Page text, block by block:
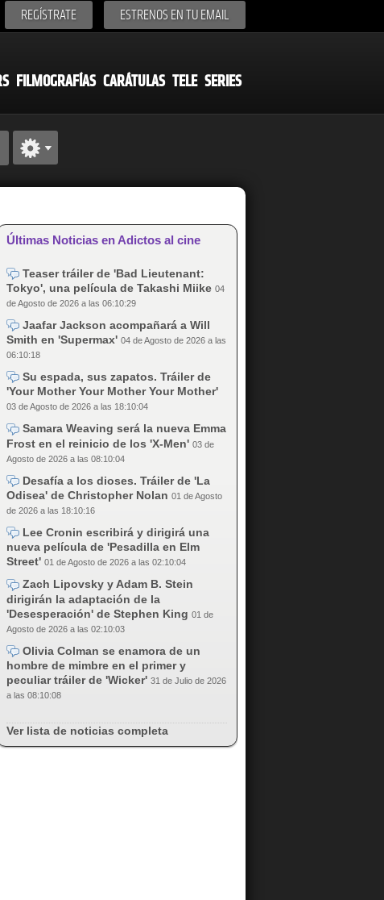
REGÍSTRATE ESTRENOS EN TU EMAIL
FILMOGRAFÍAS CARÁTULAS TELE SERIES
Últimas Noticias en Adictos al cine
Teaser tráiler de 'Bad Lieutenant:
Tokyo', una película de Takashi Miike 04
de Agosto de 2026 a las 06:10:29
Jaafar Jackson acompañará a Will
Smith en 'Supermax' 04 de Agosto de 2026 a las
06:10:18
Su espada, sus zapatos. Tráiler de
'Your Mother Your Mother Your Mother'
03 de Agosto de 2026 a las 18:10:04
Samara Weaving será la nueva Emma
Frost en el reinicio de los 'X-Men' 03 de
Agosto de 2026 a las 08:10:04
Desafía a los dioses. Tráiler de 'La
Odisea' de Christopher Nolan 01 de Agosto
de 2026 a las 18:10:16
Lee Cronin escribirá y dirigirá una
nueva película de 'Pesadilla en Elm
Street' 01 de Agosto de 2026 a las 02:10:04
Zach Lipovsky y Adam B. Stein
dirigirán la adaptación de la
'Desesperación' de Stephen King 01 de
Agosto de 2026 a las 02:10:03
Olivia Colman se enamora de un
hombre de mimbre en el primer y
peculiar tráiler de 'Wicker' 31 de Julio de 2026
a las 08:10:08
Ver lista de noticias completa